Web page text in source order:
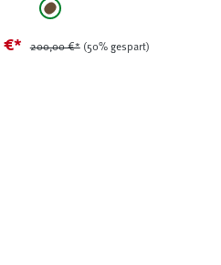
braun
€* 200,00 €* (50% gespart)